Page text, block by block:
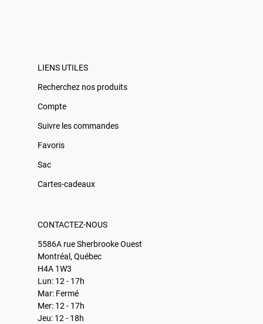
LIENS UTILES
Recherchez nos produits
Compte
Suivre les commandes
Favoris
Sac
Cartes-cadeaux
CONTACTEZ-NOUS
5586A rue Sherbrooke Ouest
Montréal, Québec
H4A 1W3
Lun: 12 - 17h
Mar: Fermé
Mer: 12 - 17h
Jeu: 12 - 18h